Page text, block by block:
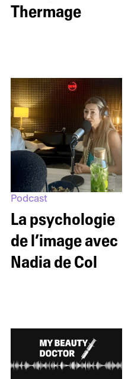
Thermage
Podcast
La psychologie
de l’image avec
Nadia de Col